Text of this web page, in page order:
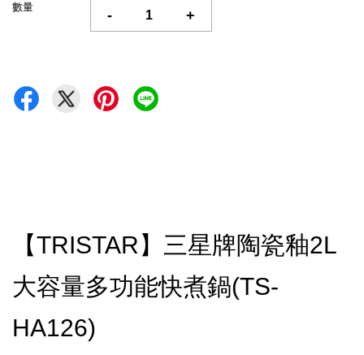
數量
- +
【TRISTAR】三星牌陶瓷釉2L
大容量多功能快煮鍋(TS-
HA126)